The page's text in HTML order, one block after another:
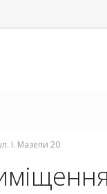
І. Мазепи 20